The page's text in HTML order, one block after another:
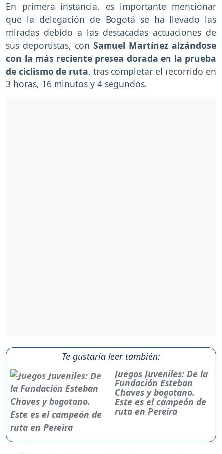
En primera instancia, es importante mencionar
que la delegación de Bogotá se ha llevado las
miradas debido a las destacadas actuaciones de
sus deportistas, con Samuel Martínez alzándose
con la más reciente presea dorada en la prueba
de ciclismo de ruta, tras completar el recorrido en
3 horas, 16 minutos y 4 segundos.
Te gustaría leer también:
Juegos Juveniles: De la
Fundación Esteban
Chaves y bogotano.
Este es el campeón de
ruta en Pereira